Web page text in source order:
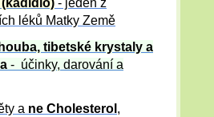
(kadidlo) - jeden z
léků Matky Země
tibetské krystaly a
- účinky, darování a
a ne Cholesterol ,